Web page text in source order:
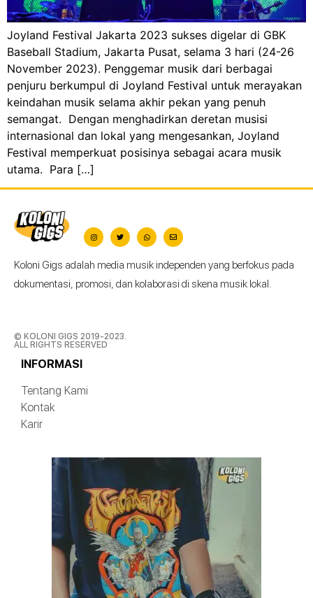
Joyland Festival Jakarta 2023 sukses digelar di GBK
Baseball Stadium, Jakarta Pusat, selama 3 hari (24-26
November 2023). Penggemar musik dari berbagai
penjuru berkumpul di Joyland Festival untuk merayakan
keindahan musik selama akhir pekan yang penuh
semangat. Dengan menghadirkan deretan musisi
internasional dan lokal yang mengesankan, Joyland
Festival memperkuat posisinya sebagai acara musik
utama. Para […]
Koloni Gigs adalah media musik independen yang berfokus pada
dokumentasi, promosi, dan kolaborasi di skena musik lokal.
© KOLONI GIGS 2019-2023.
ALL RIGHTS RESERVED
INFORMASI
Tentang Kami
Kontak
Karir